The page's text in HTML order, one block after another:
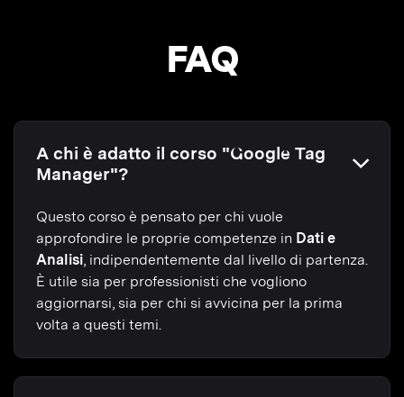
FAQ
A chi è adatto il corso "Google Tag
Manager"?
Questo corso è pensato per chi vuole
approfondire le proprie competenze in Dati e
Analisi , indipendentemente dal livello di partenza.
È utile sia per professionisti che vogliono
aggiornarsi, sia per chi si avvicina per la prima
volta a questi temi.